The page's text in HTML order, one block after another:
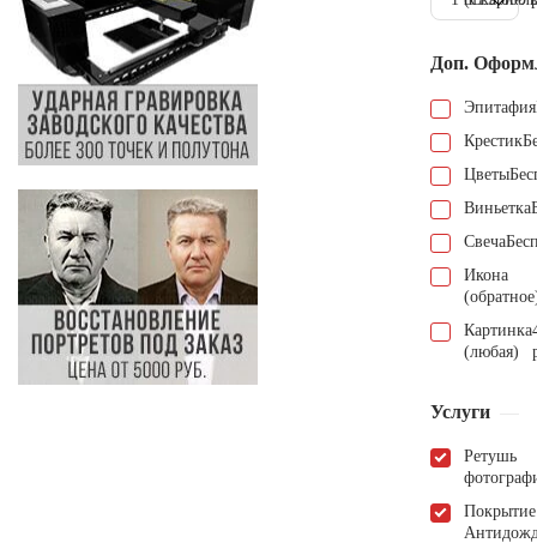
Доп.
Эпитафия
Крестик
Цветы
Виньетка
Свеча
Икона
Картинка
(любая)
Услуги
Ретушь
Покрытие